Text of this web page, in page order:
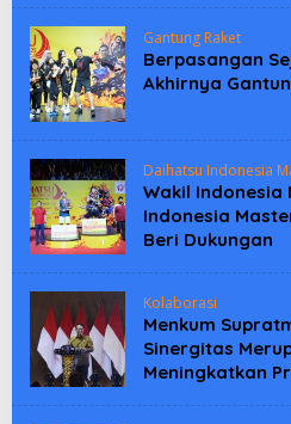
Gantung Raket
Berpasangan
Akhirnya
Daihatsu Indonesia
Wakil Indonesia
Indonesia
Beri Dukungan
Kolaborasi
Menkum
Sinergitas
Meningkatkan